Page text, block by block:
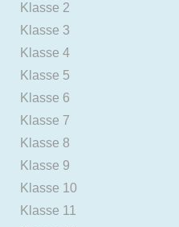
Klasse 2
Klasse 3
Klasse 4
Klasse 5
Klasse 6
Klasse 7
Klasse 8
Klasse 9
Klasse 10
Klasse 11